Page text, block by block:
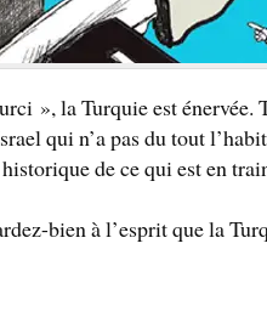
», la Turquie est énervée.
qui n’a pas du tout
de ce qui est en
bien à l’esprit que la